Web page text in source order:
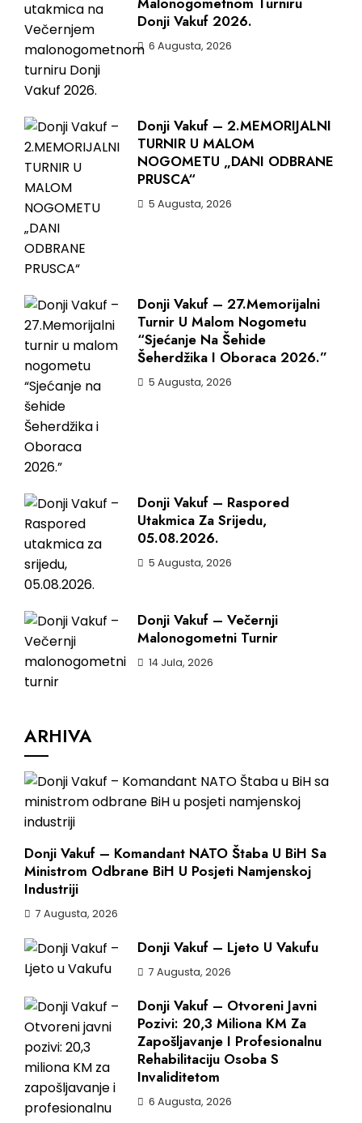
Donji Vakuf 2026.
6 Augusta, 2026
Donji Vakuf – 2.MEMORIJALNI
TURNIR U MALOM
NOGOMETU „DANI ODBRANE
PRUSCA“
5 Augusta, 2026
Donji Vakuf – 27.Memorijalni
Turnir U Malom Nogometu
“Sjećanje Na Šehide
Šeherdžika I Oboraca 2026.”
5 Augusta, 2026
Donji Vakuf – Raspored
Utakmica Za Srijedu,
05.08.2026.
5 Augusta, 2026
Donji Vakuf – Večernji
Malonogometni Turnir
14 Jula, 2026
ARHIVA
Donji Vakuf – Komandant NATO Štaba U BiH Sa
Ministrom Odbrane BiH U Posjeti Namjenskoj
Industriji
7 Augusta, 2026
Donji Vakuf – Ljeto U Vakufu
7 Augusta, 2026
Donji Vakuf – Otvoreni Javni
Pozivi: 20,3 Miliona KM Za
Zapošljavanje I Profesionalnu
Rehabilitaciju Osoba S
Invaliditetom
6 Augusta, 2026